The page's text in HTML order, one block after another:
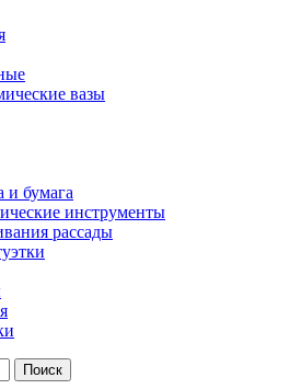
вазы
и бумага
инструменты
рассады
Поиск